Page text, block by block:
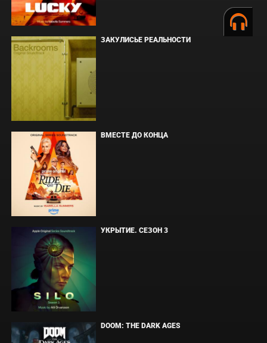
ЗАКУЛИСЬЕ РЕАЛЬНОСТИ
ВМЕСТЕ ДО КОНЦА
УКРЫТИЕ. СЕЗОН 3
DOOM: THE DARK AGES